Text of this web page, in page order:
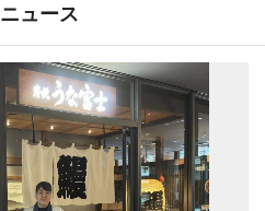
ュース